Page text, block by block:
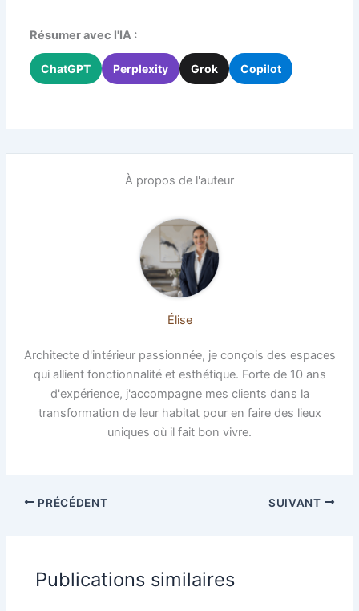
Résumer avec l'IA :
ChatGPT Perplexity Grok Copilot
À propos de l'auteur
Élise
Architecte d'intérieur passionnée, je conçois des espaces
qui allient fonctionnalité et esthétique. Forte de 10 ans
d'expérience, j'accompagne mes clients dans la
transformation de leur habitat pour en faire des lieux
uniques où il fait bon vivre.
PRÉCÉDENT SUIVANT
Publications similaires